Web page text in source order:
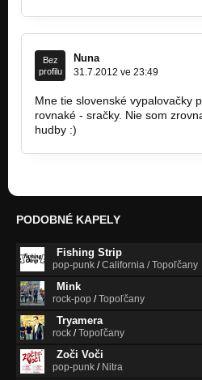
Bez
profilu
Nuna
31.7.2012 ve 23:49
Mne tie slovenské vypalovačky
rovnaké - sračky. Nie som
hudby :)
PODOBNÉ KAPELY
Fishing Strip
pop-punk /California / Topoľčany
Mink
rock-pop /Topoľčany
Tryamera
rock /Topoľčany
Zoči Voči
pop-punk / Nitra